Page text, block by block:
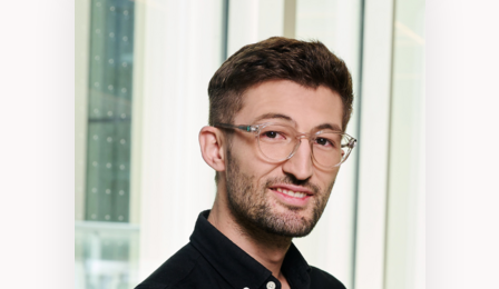
Expertises
Neuropsychiatrie et neurosciences
Direction d'essais cliniques
Analyse des politiques et pratiques en santé
mentale
Développement de protocoles d'essais
cliniques
Collaboration interfonctionnelle
Leadership en recherche clinique
Développement de cadres politiques
Collaboration avec des entreprises
pharmaceutiques
Rédaction de publications et de rapports
politiques
Enseignement et mentorat